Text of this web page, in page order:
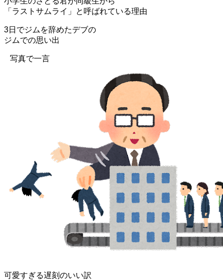
「ラストサムライ」と呼ばれている理由
3日でジムを辞めたデブの
ジムでの思い出
写真で一言
可愛すぎる遅刻のいい訳